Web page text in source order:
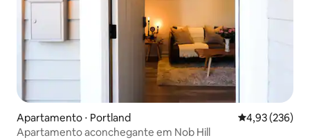
Apartamento ⋅ Portland 4,93 de uma
4,93 (236)
Apartamento aconchegante em Nob Hill